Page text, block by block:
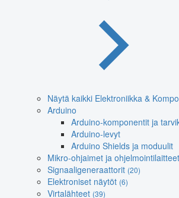
Näytä kaikki Elektroniikka &
Arduino
Arduino-komponentit ja
Arduino-levyt
Arduino Shields ja moduulit
Mikro-ohjaimet ja ohjelmointilaitteet
Signaaligeneraattorit (20)
Elektroniset näytöt (6)
Virtalähteet (39)